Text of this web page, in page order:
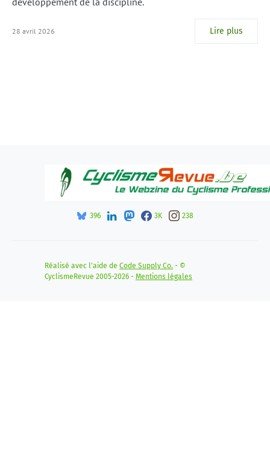
28 avril 2026 Lire plus
396 3K 238
Réalisé avec l'aide de Code Supply Co. - ©
CyclismeRevue 2005-2026 - Mentions légales